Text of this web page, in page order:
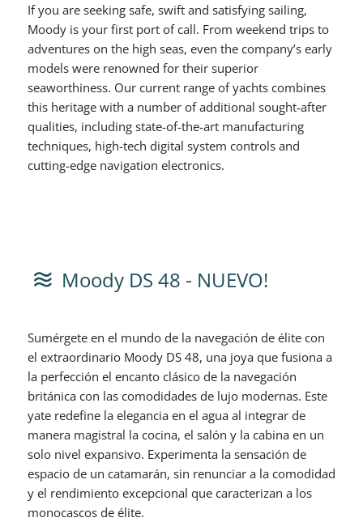
If you are seeking safe, swift and satisfying sailing,
Moody is your first port of call. From weekend trips to
adventures on the high seas, even the company’s early
models were renowned for their superior
seaworthiness. Our current range of yachts combines
this heritage with a number of additional sought-after
qualities, including state-of-the-art manufacturing
techniques, high-tech digital system controls and
cutting-edge navigation electronics.
Moody DS 48 - NUEVO!
Sumérgete en el mundo de la navegación de élite con
el extraordinario Moody DS 48, una joya que fusiona a
la perfección el encanto clásico de la navegación
británica con las comodidades de lujo modernas. Este
yate redefine la elegancia en el agua al integrar de
manera magistral la cocina, el salón y la cabina en un
solo nivel expansivo. Experimenta la sensación de
espacio de un catamarán, sin renunciar a la comodidad
y el rendimiento excepcional que caracterizan a los
monocascos de élite.